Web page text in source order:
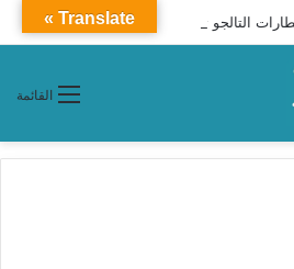
تعرف على مواعيدها.. قطارات التالجو تنطلق من الإسكندرية إلى القاهرة يوميًا
القائمة
Translate »